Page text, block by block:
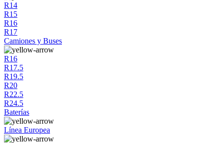
R14
R15
R16
R17
Camiones y Buses
R16
R17.5
R19.5
R20
R22.5
R24.5
Baterías
Línea Europea